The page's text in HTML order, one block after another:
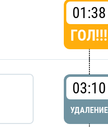
01:38
ГОЛ!!!
03:10
УДАЛЕНИЕ